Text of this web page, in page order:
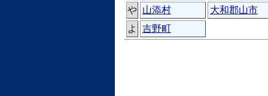
や 山添村
大和郡山市
よ
吉野町